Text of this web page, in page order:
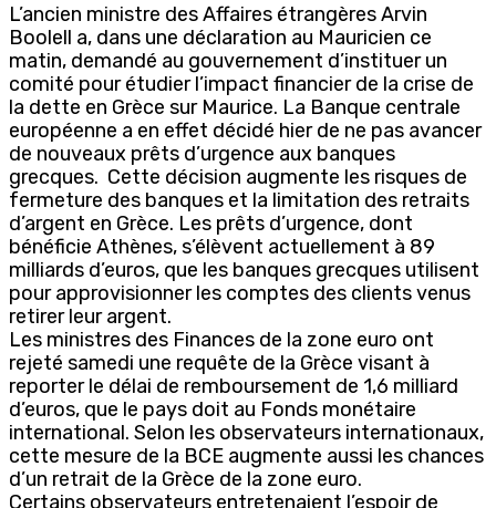
L’ancien ministre des Affaires étrangères Arvin
Boolell a, dans une déclaration au Mauricien ce
matin, demandé au gouvernement d’instituer un
comité pour étudier l’impact financier de la crise de
la dette en Grèce sur Maurice. La Banque centrale
européenne a en effet décidé hier de ne pas avancer
de nouveaux prêts d’urgence aux banques
grecques. Cette décision augmente les risques de
fermeture des banques et la limitation des retraits
d’argent en Grèce. Les prêts d’urgence, dont
bénéficie Athènes, s’élèvent actuellement à 89
milliards d’euros, que les banques grecques utilisent
pour approvisionner les comptes des clients venus
retirer leur argent.
Les ministres des Finances de la zone euro ont
rejeté samedi une requête de la Grèce visant à
reporter le délai de remboursement de 1,6 milliard
d’euros, que le pays doit au Fonds monétaire
international. Selon les observateurs internationaux,
cette mesure de la BCE augmente aussi les chances
d’un retrait de la Grèce de la zone euro.
Certains observateurs entretenaient l’espoir de